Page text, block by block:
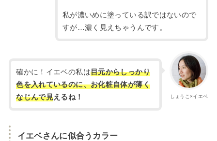
私が濃いめに塗っている訳ではないので
すが…濃く見えちゃうんです。
しょうこ×イエベ
確かに！イエベの私は目元からしっかり
色を入れているのに、お化粧自体が薄く
なじんで見えるね！
イエベさんに似合うカラー